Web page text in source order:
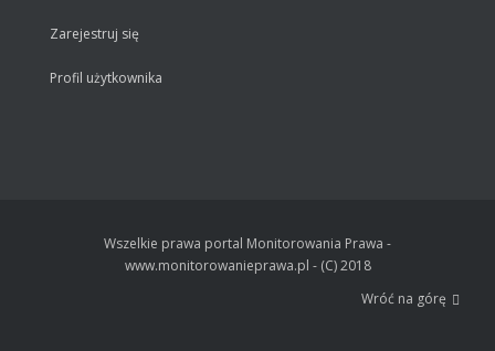
Zarejestruj się
Profil użytkownika
Wszelkie prawa portal Monitorowania Prawa -
www.monitorowanieprawa.pl - (C) 2018
Wróć na górę